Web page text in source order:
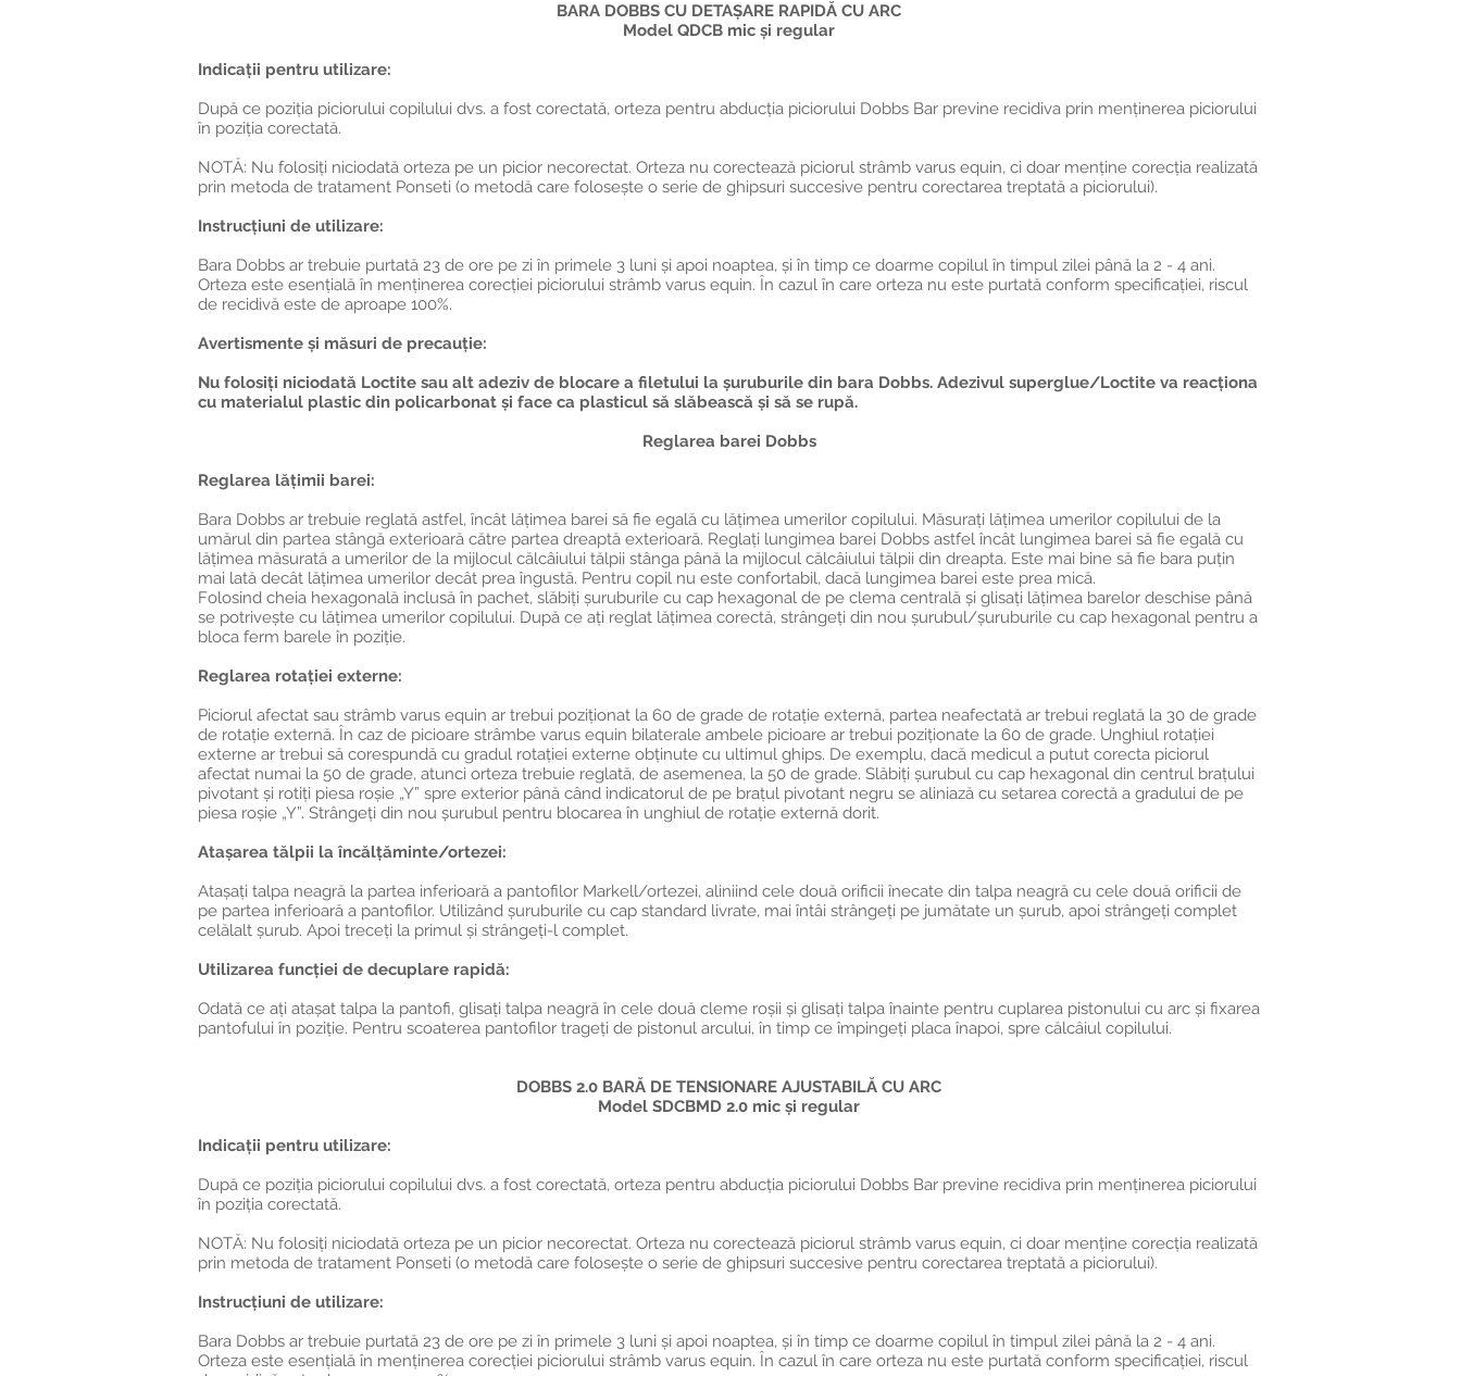
BARA DOBBS CU DETAȘARE RAPIDĂ CU ARC
Model QDCB mic și regular
Indicații pentru utilizare:
După ce poziția piciorului copilului dvs. a fost corectată, orteza pentru abducția piciorului Dobbs Bar previne recidiva prin menținerea piciorului
în poziția corectată.
NOTĂ: Nu folosiți niciodată orteza pe un picior necorectat. Orteza nu corectează piciorul strâmb varus equin, ci doar menține corecția realizată
prin metoda de tratament Ponseti (o metodă care folosește o serie de ghipsuri succesive pentru corectarea treptată a piciorului).
Instrucțiuni de utilizare:
Bara Dobbs ar trebuie purtată 23 de ore pe zi în primele 3 luni și apoi noaptea, și în timp ce doarme copilul în timpul zilei până la 2 - 4 ani.
Orteza este esențială în menținerea corecției piciorului strâmb varus equin. În cazul în care orteza nu este purtată conform specificației, riscul
de recidivă este de aproape 100%.
Avertismente și măsuri de precauție:
Nu folosiți niciodată Loctite sau alt adeziv de blocare a filetului la șuruburile din bara Dobbs. Adezivul superglue/Loctite va reacționa
cu materialul plastic din policarbonat și face ca plasticul să slăbească și să se rupă.
Reglarea barei Dobbs
Reglarea lățimii barei:
Bara Dobbs ar trebuie reglată astfel, încât lățimea barei să fie egală cu lățimea umerilor copilului. Măsurați lățimea umerilor copilului de la
umărul din partea stângă exterioară către partea dreaptă exterioară. Reglați lungimea barei Dobbs astfel încât lungimea barei să fie egală cu
lățimea măsurată a umerilor de la mijlocul călcâiului tălpii stânga până la mijlocul călcâiului tălpii din dreapta. Este mai bine să fie bara puțin
mai lată decât lățimea umerilor decât prea îngustă. Pentru copil nu este confortabil, dacă lungimea barei este prea mică.
Folosind cheia hexagonală inclusă în pachet, slăbiți șuruburile cu cap hexagonal de pe clema centrală și glisați lățimea barelor deschise până
se potrivește cu lățimea umerilor copilului. După ce ați reglat lățimea corectă, strângeți din nou șurubul/șuruburile cu cap hexagonal pentru a
bloca ferm barele în poziție.
Reglarea rotației externe:
Piciorul afectat sau strâmb varus equin ar trebui poziționat la 60 de grade de rotație externă, partea neafectată ar trebui reglată la 30 de grade
de rotație externă. În caz de picioare strâmbe varus equin bilaterale ambele picioare ar trebui poziționate la 60 de grade. Unghiul rotației
externe ar trebui să corespundă cu gradul rotației externe obținute cu ultimul ghips. De exemplu, dacă medicul a putut corecta piciorul
afectat numai la 50 de grade, atunci orteza trebuie reglată, de asemenea, la 50 de grade. Slăbiți șurubul cu cap hexagonal din centrul brațului
pivotant și rotiți piesa roșie „Y” spre exterior până când indicatorul de pe brațul pivotant negru se aliniază cu setarea corectă a gradului de pe
piesa roșie „Y”. Strângeți din nou șurubul pentru blocarea în unghiul de rotație externă dorit.
Atașarea tălpii la încălțăminte/ortezei:
Atașați talpa neagră la partea inferioară a pantofilor Markell/ortezei, aliniind cele două orificii înecate din talpa neagră cu cele două orificii de
pe partea inferioară a pantofilor. Utilizând șuruburile cu cap standard livrate, mai întâi strângeți pe jumătate un șurub, apoi strângeți complet
celălalt șurub. Apoi treceți la primul și strângeți-l complet.
Utilizarea funcției de decuplare rapidă:
Odată ce ați atașat talpa la pantofi, glisați talpa neagră în cele două cleme roșii și glisați talpa înainte pentru cuplarea pistonului cu arc și fixarea
pantofului în poziție. Pentru scoaterea pantofilor trageți de pistonul arcului, în timp ce împingeți placa înapoi, spre călcâiul copilului.
DOBBS 2.0 BARĂ DE TENSIONARE AJUSTABILĂ CU ARC
Model SDCBMD 2.0 mic și regular
Indicații pentru utilizare:
După ce poziția piciorului copilului dvs. a fost corectată, orteza pentru abducția piciorului Dobbs Bar previne recidiva prin menținerea piciorului
în poziția corectată.
NOTĂ: Nu folosiți niciodată orteza pe un picior necorectat. Orteza nu corectează piciorul strâmb varus equin, ci doar menține corecția realizată
prin metoda de tratament Ponseti (o metodă care folosește o serie de ghipsuri succesive pentru corectarea treptată a piciorului).
Instrucțiuni de utilizare:
Bara Dobbs ar trebuie purtată 23 de ore pe zi în primele 3 luni și apoi noaptea, și în timp ce doarme copilul în timpul zilei până la 2 - 4 ani.
Orteza este esențială în menținerea corecției piciorului strâmb varus equin. În cazul în care orteza nu este purtată conform specificației, riscul